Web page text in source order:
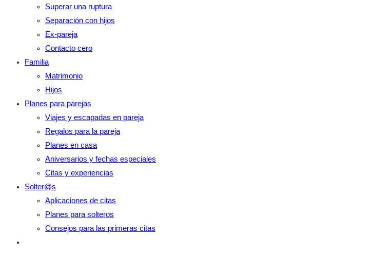
Superar una ruptura
Separación con hijos
Ex-pareja
Contacto cero
Familia
Matrimonio
Hijos
Planes para parejas
Viajes y escapadas en pareja
Regalos para la pareja
Planes en casa
Aniversarios y fechas especiales
Citas y experiencias
Solter@s
Aplicaciones de citas
Planes para solteros
Consejos para las primeras citas